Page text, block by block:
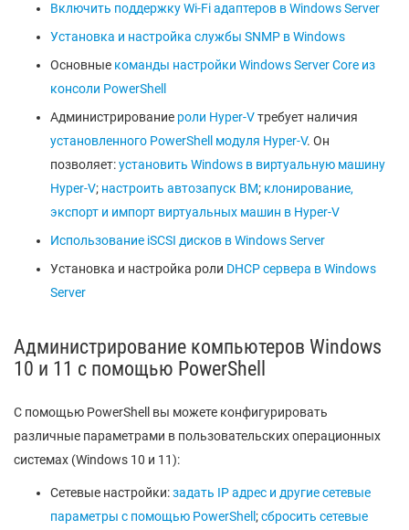
Включить поддержку Wi-Fi адаптеров в Windows Server
Установка и настройка службы SNMP в Windows
Основные команды настройки Windows Server Core из
консоли PowerShell
Администрирование роли Hyper-Vтребует наличия
установленного PowerShell модуля Hyper-V. Он
позволяет:установить Windows в виртуальную машину
Hyper-V; настроить автозапуск ВМ; клонирование,
экспорт и импорт виртуальных машин в Hyper-V
Использование iSCSI дисков в Windows Server
Установка и настройка роли DHCP сервера в Windows
Server
Администрирование компьютеров Windows
10 и 11 с помощью PowerShell
С помощью PowerShell вы можете конфигурировать
различные параметрами в пользовательских операционных
системах (Windows 10 и 11):
Сетевые настройки:задать IP адрес и другие сетевые
параметры с помощью PowerShell ;сбросить сетевые